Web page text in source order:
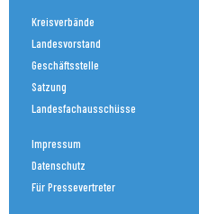
Kreisverbände
Landesvorstand
Geschäftsstelle
Satzung
Landesfachausschüsse
Impressum
Datenschutz
Für Pressevertreter